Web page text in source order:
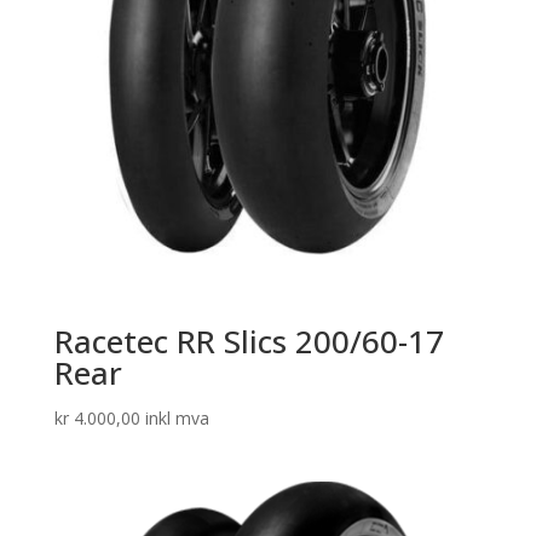
Racetec RR Slics 200/60-17
Rear
kr4.000,00 inkl mva